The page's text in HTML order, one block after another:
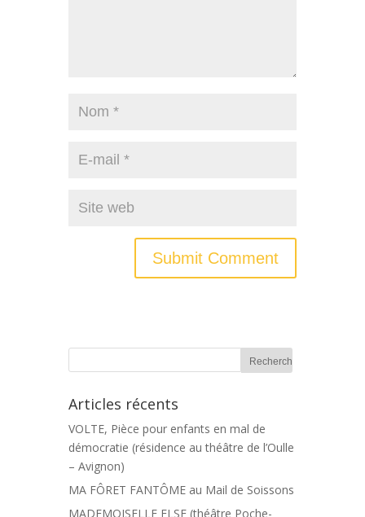
Articles récents
VOLTE, Pièce pour enfants en mal de
démocratie (résidence au théâtre de l’Oulle
– Avignon)
MA FÔRET FANTÔME au Mail de Soissons
MADEMOISELLE ELSE (théâtre Poche-